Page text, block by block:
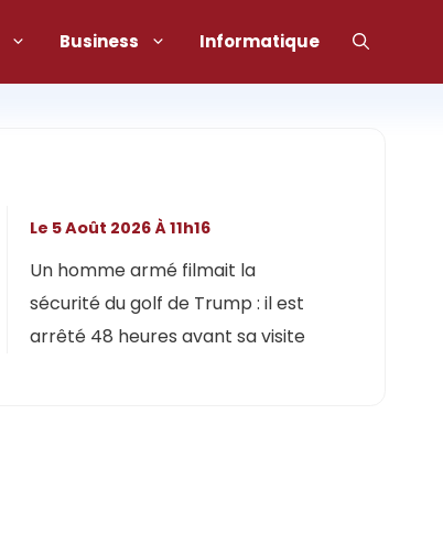
Business Informatique
Un homme armé filmait la
sécurité du golf de Trump : il est
arrêté 48 heures avant sa visite
Le 5 Août 2026 À 11h16